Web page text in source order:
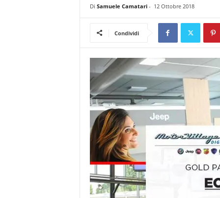
Di Samuele Camatari- 12 Ottobre 2018
Condividi